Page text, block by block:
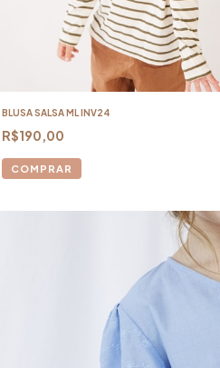
BLUSA SALSA ML INV24
R$190,00
COMPRAR